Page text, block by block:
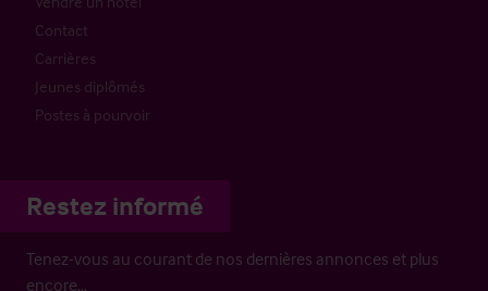
Contact
Carrières
Jeunes diplômés
Postes à pourvoir
Restez informé
Tenez-vous au courant de nos dernières annonces et plus
encore…